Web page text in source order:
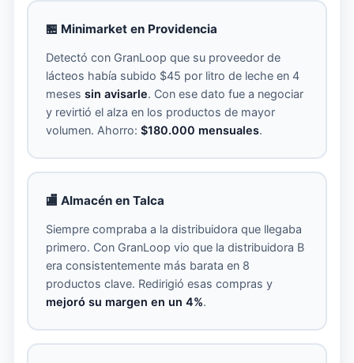
🏪 Minimarket en Providencia
Detectó con GranLoop que su proveedor de
lácteos había subido $45 por litro de leche en 4
mesessin avisarle. Con ese dato fue a negociar
y revirtió el alza en los productos de mayor
volumen. Ahorro:$180.000 mensuales.
🏬 Almacén en Talca
Siempre compraba a la distribuidora que llegaba
primero. Con GranLoop vio que la distribuidora B
era consistentemente más barata en 8
productos clave. Redirigió esas compras y
mejoró su margen en un 4%.